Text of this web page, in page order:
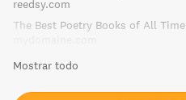
reedsy.com
The Best Poetry Books of All Time
Mostrar todo